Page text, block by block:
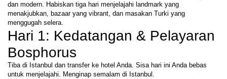
dan modern. Habiskan tiga hari menjelajahi landmark yang
menakjubkan, bazaar yang vibrant, dan masakan Turki yang
menggugah selera.
Hari 1: Kedatangan & Pelayaran
Bosphorus
Tiba di Istanbul dan transfer ke hotel Anda. Sisa hari ini Anda bebas
untuk menjelajahi. Menginap semalam di Istanbul.